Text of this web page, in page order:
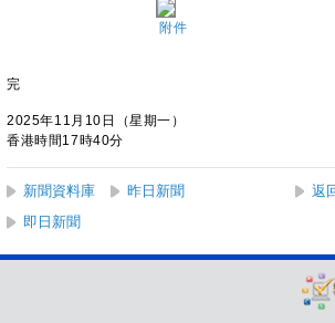
附件
完
2025年11月10日（星期一）
香港時間17時40分
新聞資料庫 昨日新聞 返
即日新聞